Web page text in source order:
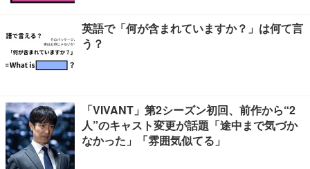
英語で「何が含まれていますか？」は何て言
う？
「VIVANT」第2シーズン初回、前作から“2
人”のキャスト変更が話題「途中まで気づか
なかった」「雰囲気似てる」